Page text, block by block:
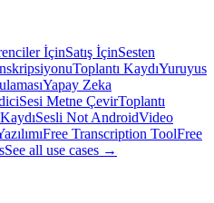
İçinSatış İçinSesten
Toplantı KaydıYuruyus
Yapay Zeka
Sesi Metne ÇevirToplantı
Sesli Not AndroidVideo
Free Transcription ToolFree
See all use cases →